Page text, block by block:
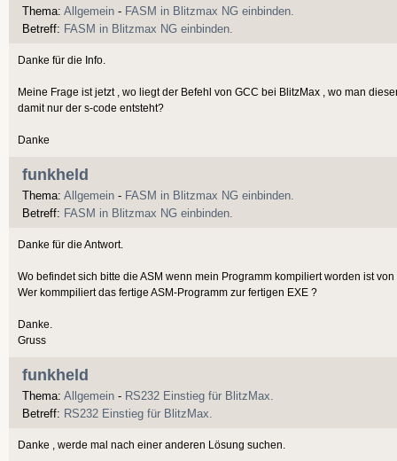
Thema: Allgemein - FASM in Blitzmax NG einbinden.
Betreff: FASM in Blitzmax NG einbinden.
Danke für die Info.
Meine Frage ist jetzt , wo liegt der Befehl von GCC bei BlitzMax , wo man
damit nur der s-code entsteht?
Danke
funkheld
Thema: Allgemein - FASM in Blitzmax NG einbinden.
Betreff: FASM in Blitzmax NG einbinden.
Danke für die Antwort.
Wo befindet sich bitte die ASM wenn mein Programm kompiliert worden ist von
Wer kommpiliert das fertige ASM-Programm zur fertigen EXE ?
Danke.
Gruss
funkheld
Thema: Allgemein - RS232 Einstieg für BlitzMax.
Betreff: RS232 Einstieg für BlitzMax.
Danke , werde mal nach einer anderen Lösung suchen.